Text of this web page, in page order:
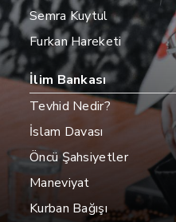
Semra Kuytul
Furkan Hareketi
İlim Bankası
Tevhid Nedir?
İslam Davası
Öncü Şahsiyetler
Maneviyat
Kurban Bağışı